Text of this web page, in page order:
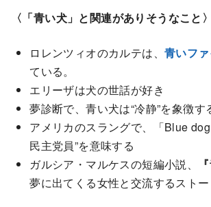
〈「青い犬」と関連がありそうなこと〉
ロレンツィオのカルテは、 青いフ
ている。
エリーザは犬の世話が好き
夢診断で、青い犬は“冷静”を象徴す
アメリカのスラングで、「Blue
民主党員”を意味する
ガルシア・マルケスの短編小説、
夢に出てくる女性と交流するストー